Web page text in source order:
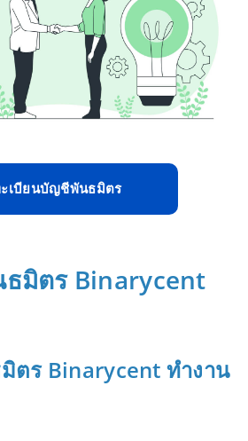
ะเบียนบัญชีพันธมิตร
มิตร Binarycent
ตร Binarycent ทำงาน